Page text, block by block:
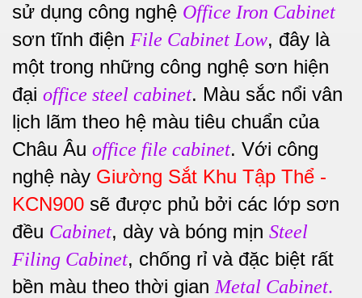
sử dụng công nghệ Office Iron Cabinet
sơn tĩnh điện File Cabinet Low, đây là
một trong những công nghệ sơn hiện
đại office steel cabinet. Màu sắc nổi vân
lịch lãm theo hệ màu tiêu chuẩn của
Châu Âu office file cabinet. Với công
nghệ này Giường Sắt Khu Tập Thể -
KCN900 sẽ được phủ bởi các lớp sơn
đều Cabinet, dày và bóng mịn Steel
Filing Cabinet, chống rỉ và đặc biệt rất
bền màu theo thời gian Metal Cabinet.